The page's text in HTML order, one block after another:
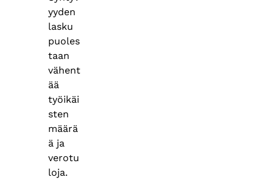
yyden
lasku
puoles
taan
vähent
ää
työikäi
sten
määrä
ä ja
verotu
loja.